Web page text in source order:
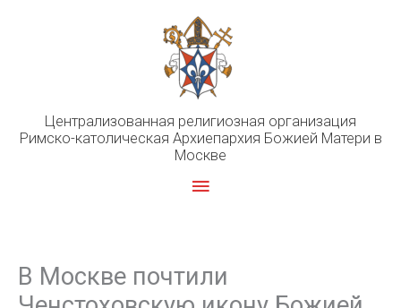
Централизованная религиозная организация
Римско-католическая Архиепархия Божией Матери в
Москве
Главное
В Москве почтили